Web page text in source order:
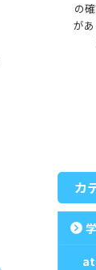
の
が
カ